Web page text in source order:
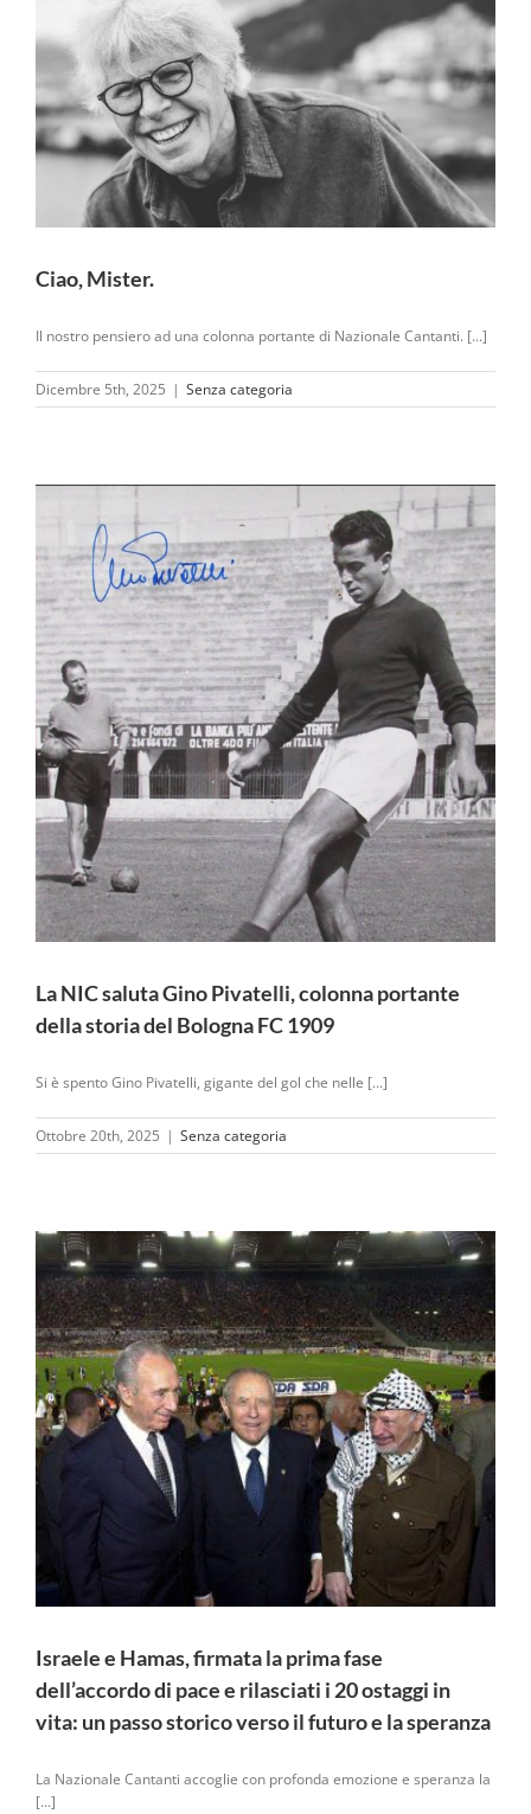
Ciao, Mister.
Il nostro pensiero ad una colonna portante di Nazionale Cantanti. [...]
Dicembre 5th, 2025 | Senza categoria
La NIC saluta Gino Pivatelli, colonna portante
della storia del Bologna FC 1909
Si è spento Gino Pivatelli, gigante del gol che nelle [...]
Ottobre 20th, 2025 | Senza categoria
Israele e Hamas, firmata la prima fase
dell’accordo di pace e rilasciati i 20 ostaggi in
vita: un passo storico verso il futuro e la speranza
La Nazionale Cantanti accoglie con profonda emozione e speranza la
[...]